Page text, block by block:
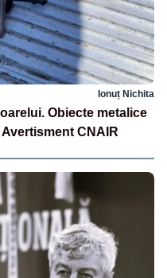
Ionuț Nichita
Obiecte metalice
CNAIR